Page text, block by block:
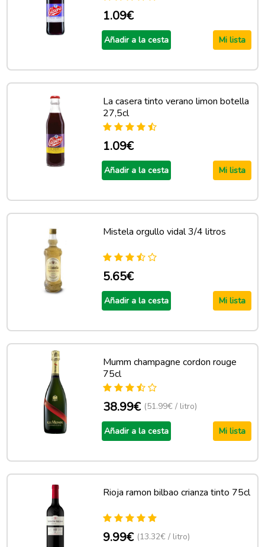
1.09€
Añadir a la cesta Mi lista
La casera tinto verano limon botella
27,5cl
1.09€
Añadir a la cesta Mi lista
Mistela orgullo vidal 3/4 litros
5.65€
Añadir a la cesta Mi lista
Mumm champagne cordon rouge
75cl
38.99€ (51.99€ / litro)
Añadir a la cesta Mi lista
Rioja ramon bilbao crianza tinto 75cl
9.99€ (13.32€ / litro)